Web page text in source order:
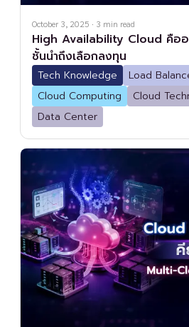
October 3, 2025 · 3 min read
High Availability Cloud คืออ
ชั้นนำถึงเลือกลงทุน
Tech Knowledge
Load
Cloud Computing
Cloud
Data Center